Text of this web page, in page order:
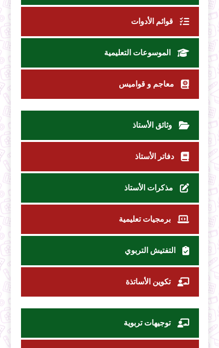
قوائم الأدوات
الموسوعات التعليمية
معاجم و قواميس
وثائق الأستاذ
دفاتر الأستاذ
مذكرات الأستاذ
برمجيات تعليمية
التفتيش التربوي
تكوين الأساتذة
توجيهات تربوية